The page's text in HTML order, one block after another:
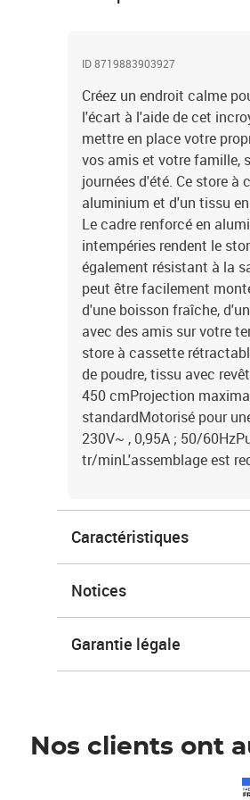
ID 8719883903927
Créez un endroit calme
l'écart à l'aide de cet
mettre en place votre
vos amis et votre famille,
journées d'été. Ce store
aluminium et d'un tissu
Le cadre renforcé en
intempéries rendent le
également résistant à la
peut être facilement
d'une boisson fraîche,
avec des amis sur votre
store à cassette
de poudre, tissu avec
450 cmProjection
standardMotorisé pour
230V~ , 0,95A ; 50/
tr/minL'assemblage est
Caractéristiques
Notices
Garantie légale
Nos clients ont